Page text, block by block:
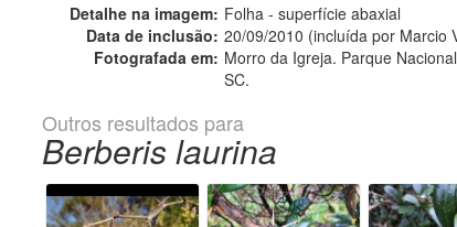
Detalhe na imagem: Folha - superfície abaxial
Data de inclusão: 20/09/2010 (incluída por Marcio
Fotografada em: Morro da Igreja. Parque
SC.
Outros resultados para
Berberis laurina